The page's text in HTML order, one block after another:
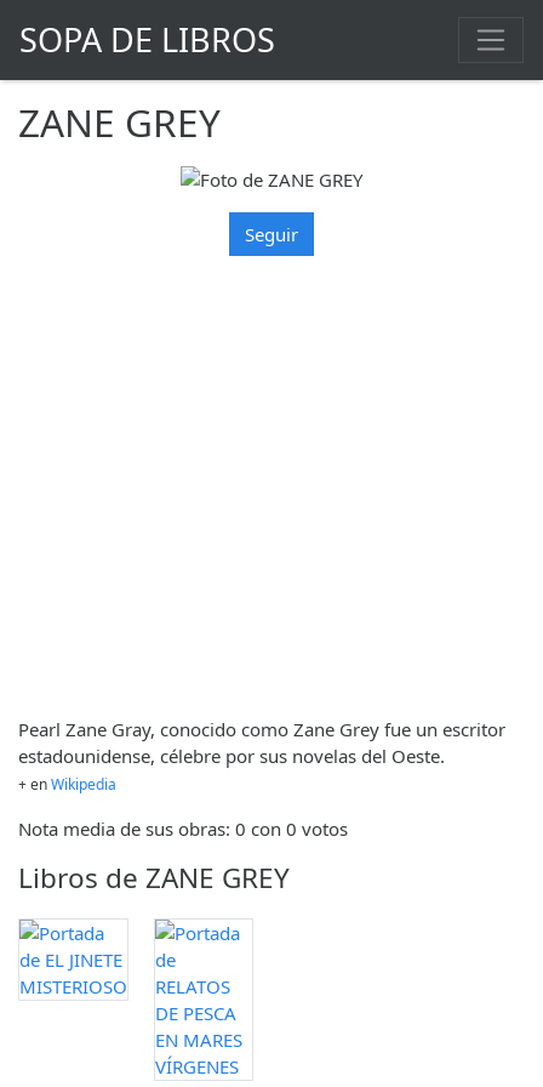
SOPA DE LIBROS
ZANE GREY
Seguir
Pearl Zane Gray, conocido como Zane Grey fue un escritor
estadounidense, célebre por sus novelas del Oeste.
+ enWikipedia
Nota media de sus obras: 0 con 0 votos
Libros de ZANE GREY